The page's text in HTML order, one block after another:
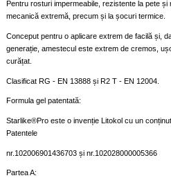
Pentru rosturi impermeabile, rezistente la pete
mecanică extremă, precum și la șocuri termice.
Conceput pentru o aplicare extrem de facilă și,
generație, amestecul este extrem de cremos,
curățat.
Clasificat RG - EN 13888 și R2 T - EN 12004.
Formula gel patentată:
Starlike®Pro este o invenție Litokol cu un
Patentele
nr.102006901436703 și nr.102028000005366
Partea A: